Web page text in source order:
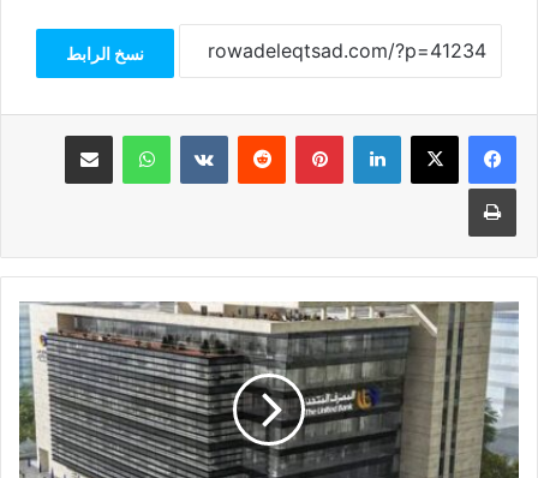
نسخ الرابط
فيسبوك‫X لينكدإن بينتيريست واتساب مشاركة عبر البريد
طباعة
المصرف
المتحد
يحصد
15
جائزة
محلية
ودولية